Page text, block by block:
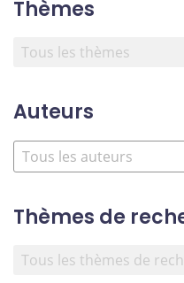
Thèmes
Auteurs
Thèmes de